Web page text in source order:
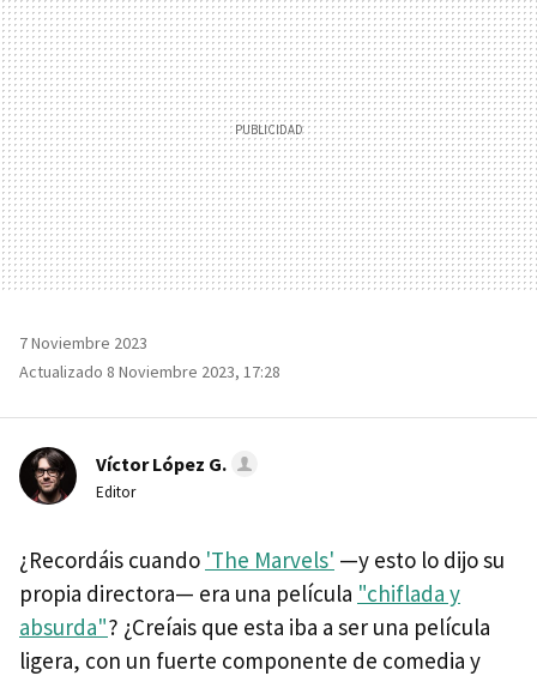
7 Noviembre 2023
Actualizado 8 Noviembre 2023, 17:28
Víctor López G.
Editor
¿Recordáis cuando 'The Marvels' —y esto lo dijo su
propia directora— era una película "chiflada y
absurda"? ¿Creíais que esta iba a ser una película
ligera, con un fuerte componente de comedia y